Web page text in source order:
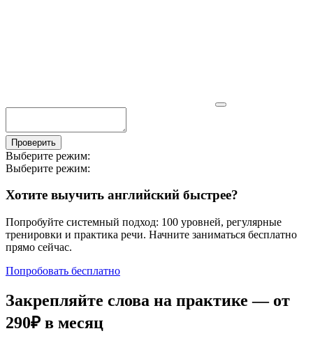
Проверить
Выберите режим:
Выберите режим:
Хотите выучить английский быстрее?
Попробуйте системный подход: 100 уровней, регулярные
тренировки и практика речи. Начните заниматься бесплатно
прямо сейчас.
Попробовать бесплатно
Закрепляйте слова на практике — от
290₽ в месяц